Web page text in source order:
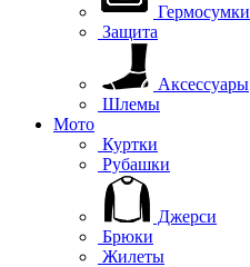
Гермосумки
Защита
Аксессуары
Шлемы
Мото
Куртки
Рубашки
Джерси
Брюки
Жилеты